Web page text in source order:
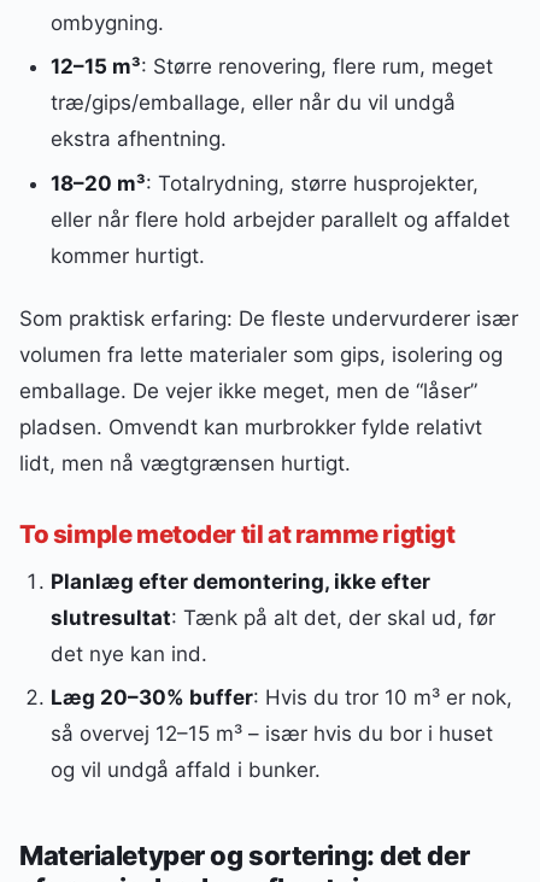
ombygning.
12–15 m³: Større renovering, flere rum, meget
træ/gips/emballage, eller når du vil undgå
ekstra afhentning.
18–20 m³: Totalrydning, større husprojekter,
eller når flere hold arbejder parallelt og affaldet
kommer hurtigt.
Som praktisk erfaring: De fleste undervurderer især
volumen fra lette materialer som gips, isolering og
emballage. De vejer ikke meget, men de “låser”
pladsen. Omvendt kan murbrokker fylde relativt
lidt, men nå vægtgrænsen hurtigt.
To simple metoder til at ramme rigtigt
Planlæg efter demontering, ikke efter
slutresultat: Tænk på alt det, der skal ud, før
det nye kan ind.
Læg 20–30% buffer: Hvis du tror 10 m³ er nok,
så overvej 12–15 m³ – især hvis du bor i huset
og vil undgå affald i bunker.
Materialetyper og sortering: det der